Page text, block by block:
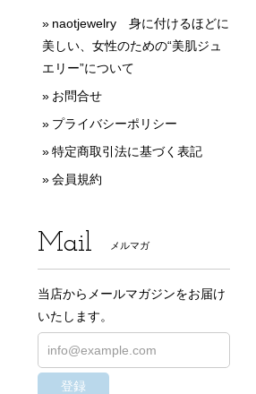
naotjewelry 身に付けるほどに
美しい、女性のための“美肌ジュ
エリー”について
お問合せ
プライバシーポリシー
特定商取引法に基づく表記
会員規約
Mail メルマガ
当店からメールマガジンをお届け
いたします。
登録